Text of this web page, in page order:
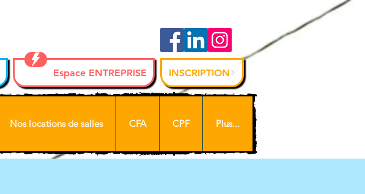
Espace ENTREPRISE INSCRIPTION
Nos locations de salles CFA CPF Plus...